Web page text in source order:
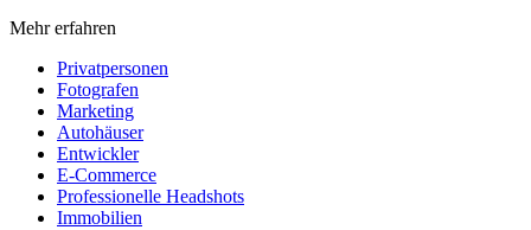
Mehr erfahren
Privatpersonen
Fotografen
Marketing
Autohäuser
Entwickler
E-Commerce
Professionelle Headshots
Immobilien